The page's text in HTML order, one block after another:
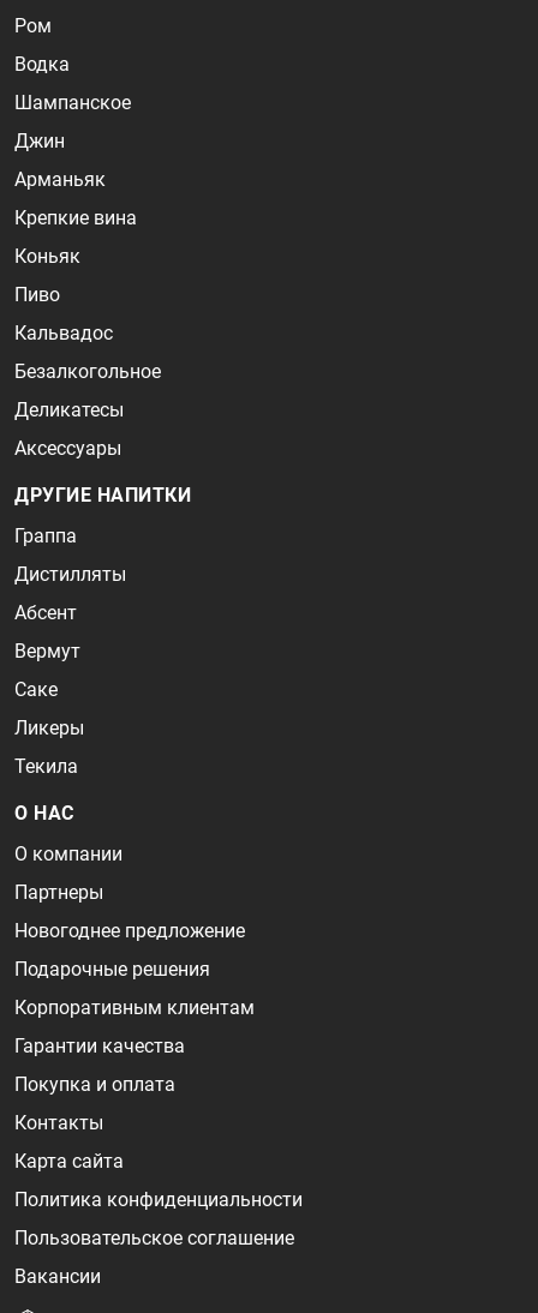
Ром
Водка
Шампанское
Джин
Арманьяк
Крепкие вина
Коньяк
Пиво
Кальвадос
Безалкогольное
Деликатесы
Аксессуары
ДРУГИЕ НАПИТКИ
Граппа
Дистилляты
Абсент
Вермут
Саке
Ликеры
Текила
О НАС
О компании
Партнеры
Новогоднее предложение
Подарочные решения
Корпоративным клиентам
Гарантии качества
Покупка и оплата
Контакты
Карта сайта
Политика конфиденциальности
Пользовательское соглашение
Вакансии